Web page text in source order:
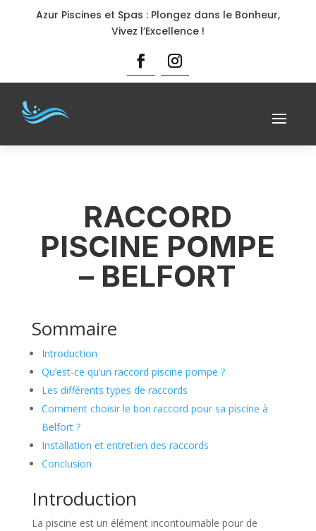
Azur Piscines et Spas : Plongez dans le Bonheur,
Vivez l’Excellence !
RACCORD
PISCINE POMPE
– BELFORT
Sommaire
Introduction
Qu’est-ce qu’un raccord piscine pompe ?
Les différents types de raccords
Comment choisir le bon raccord pour sa piscine à
Belfort ?
Installation et entretien des raccords
Conclusion
Introduction
La piscine est un élément incontournable pour de